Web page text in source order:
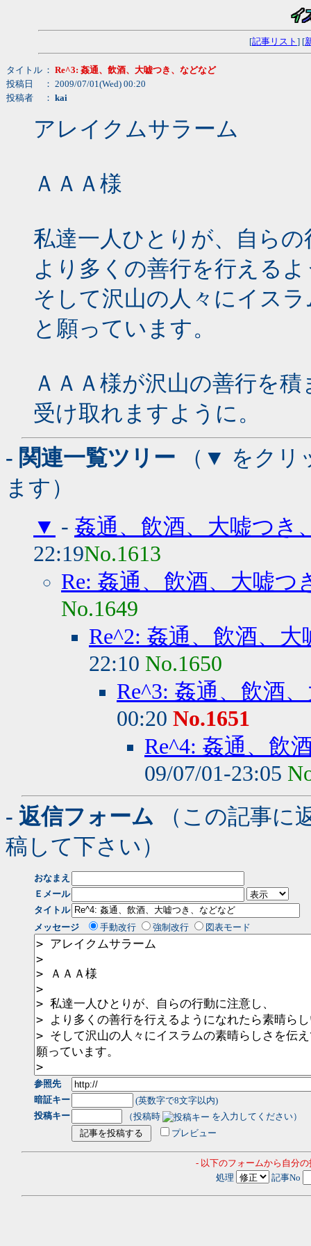
[記事リスト ] [
タイトル ： Re^3: 姦通、飲酒、大嘘つき、などなど
投稿日
： 2009/07/01(Wed) 00:20
投稿者
： kai
アレイクムサラーム
ＡＡＡ様
私達一人ひとりが、自ら
より多くの善行を行える
そして沢山の人々にイス
と願っています。
ＡＡＡ様が沢山の善行を
受け取れますように。
- 関連一覧ツリー （▼ をクリ
ます）
▼ - 姦通、飲酒、大嘘つき
22:19No.1613
Re: 姦通、飲酒、大嘘つ
No.1649
Re^2: 姦通、飲酒、
22:10 No.1650
Re^3: 姦通、飲酒
00:20 No.1651
Re^4: 姦通、飲
09/07/01-23:05
- 返信フォーム （この記事に
稿して下さい）
おなまえ
Ｅメール
タイトル
メッセージ
手動改行 強制改行 図表モード
参照先
暗証キー
(英数字で8文字以内)
投稿キー
（投稿時
を入力してください）
プレビュー
- 以下のフォームから自分
処理
記事No